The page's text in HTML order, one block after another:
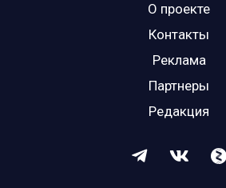
О проекте
Контакты
Реклама
Партнеры
Редакция